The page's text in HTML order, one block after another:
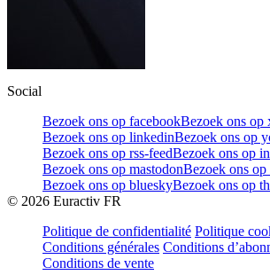
Social
Bezoek ons op facebookBezoek ons op
Bezoek ons op linkedinBezoek ons op
Bezoek ons op rss-feedBezoek ons op
Bezoek ons op mastodonBezoek ons op
Bezoek ons op blueskyBezoek ons op
© 2026 Euractiv FR
Politique de confidentialité Politique
Conditions générales Conditions
Conditions de vente